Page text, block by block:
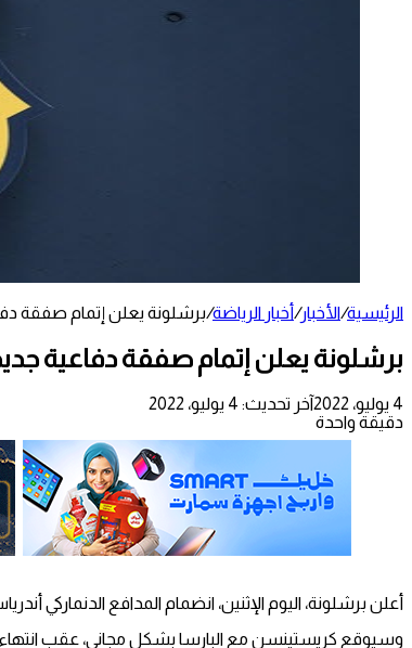
الرئيسية/الأخبار/أخبار الرياضة/برشلونة يعلن إتمام صفقة
برشلونة يعلن إتمام صفقة دفاعية
4 يوليو، 2022
آخر تحديث: 4 يوليو، 2022
دقيقة واحدة
أعلن برشلونة، اليوم الإثنين، انضمام المدافع الدنماركي
وسيوقع كريستينسن مع البارسا بشكل مجاني، عقب